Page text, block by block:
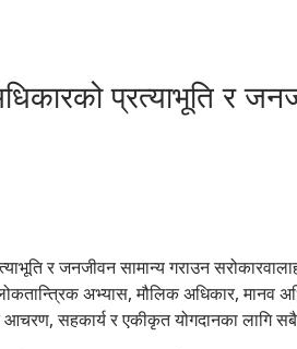
प्रत्याभूति र
र जनजीवन सामान्य गराउन
अभ्यास, मौलिक अधिकार, मानव
सहकार्य र एकीकृत योगदानका लागि